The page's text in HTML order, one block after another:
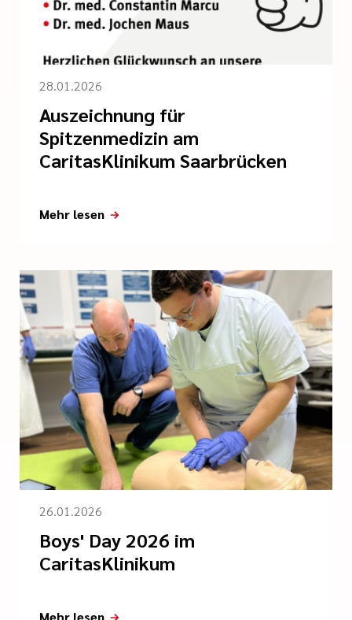
28.01.2026
Auszeichnung für
Spitzenmedizin am
CaritasKlinikum Saarbrücken
Mehr lesen
26.01.2026
Boys' Day 2026 im
CaritasKlinikum
Mehr lesen